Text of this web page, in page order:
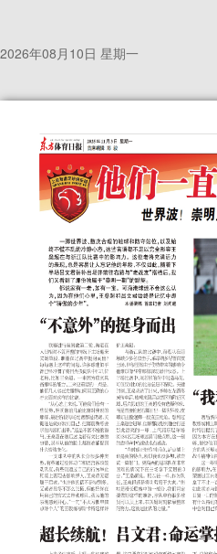
2026年08月10日 星期一